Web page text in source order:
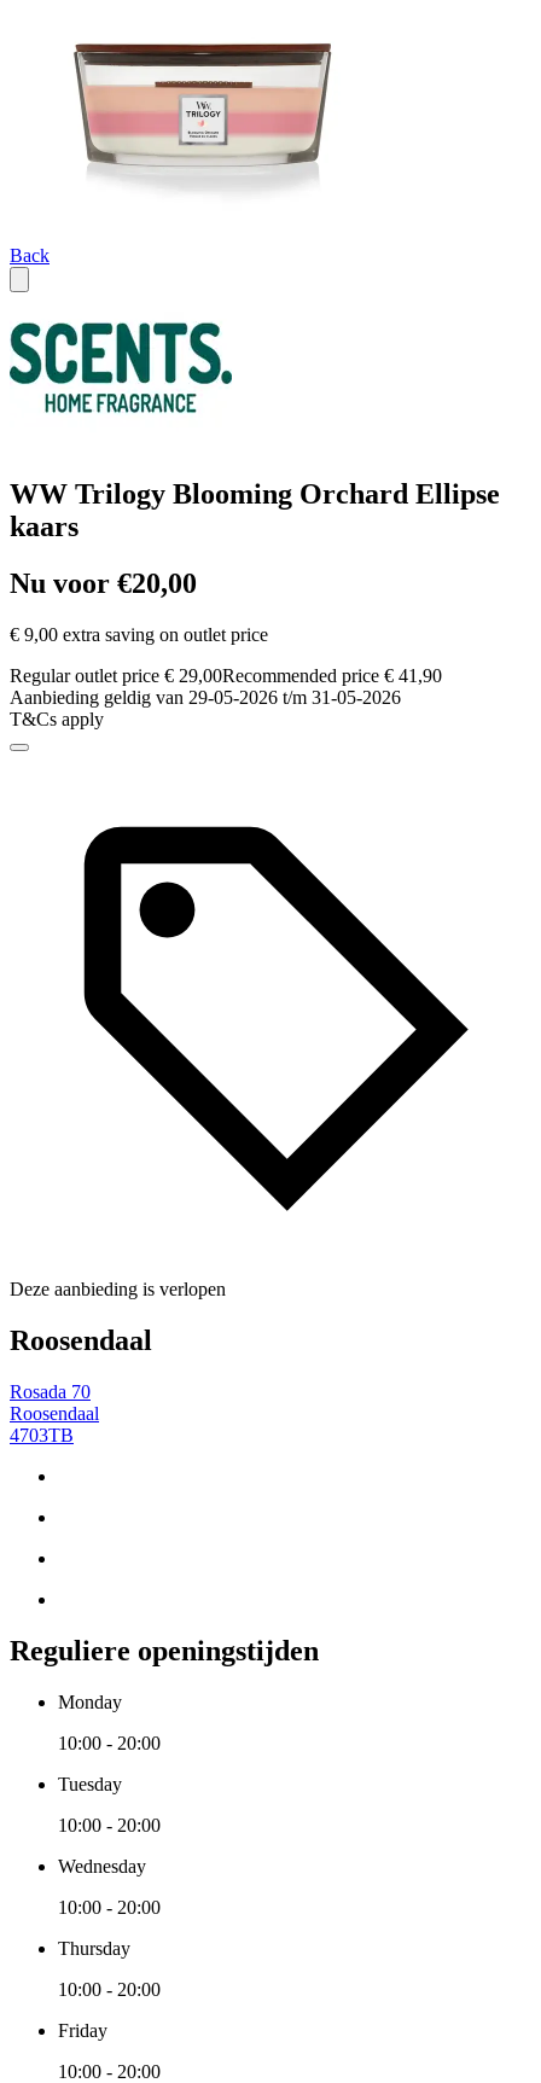
Back
WW Trilogy Blooming Orchard Ellipse
kaars
Nu voor €20,00
€ 9,00 extra saving on outlet price
Regular outlet price € 29,00Recommended price € 41,90
Aanbieding geldig van 29-05-2026 t/m 31-05-2026
T&Cs apply
Deze aanbieding is verlopen
Roosendaal
Rosada 70
Roosendaal
4703TB
Reguliere openingstijden
Monday
10:00 - 20:00
Tuesday
10:00 - 20:00
Wednesday
10:00 - 20:00
Thursday
10:00 - 20:00
Friday
10:00 - 20:00